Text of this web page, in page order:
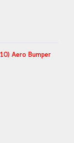
Aero Bumper